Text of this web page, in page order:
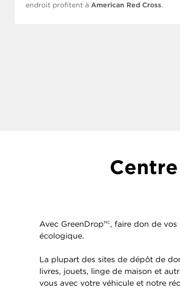
endroit profitent à American Red Cross.
Avec GreenDropMC, faire don de vos
écologique.
La plupart des sites de dépôt de
livres, jouets, linge de maison et
vous avec votre véhicule et notre